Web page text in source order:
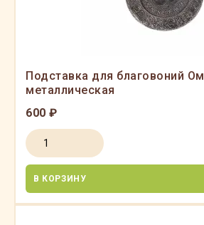
Подставка для благовоний Ом
металлическая
600 ₽
В КОРЗИНУ